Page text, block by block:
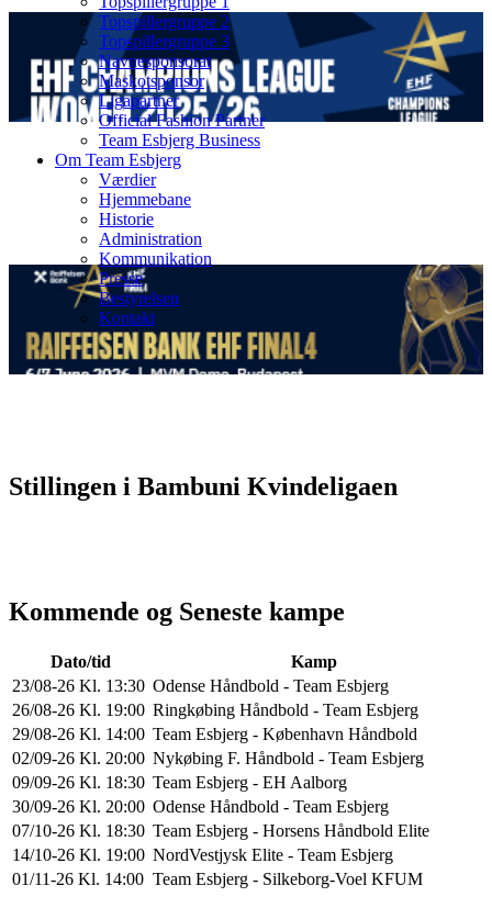
Topspillergruppe 2
Topspillergruppe 3
Navnesponsorat
Maskotsponsor
Ligapartner
Official Fashion Partner
Team Esbjerg Business
Om Team Esbjerg
Værdier
Hjemmebane
Historie
Administration
Kommunikation
Presse
Bestyrelsen
Kontakt
Stillingen i Bambuni Kvindeligaen
Kommende og Seneste kampe
Dato/tid
Kamp
23/08-26 Kl. 13:30 Odense Håndbold - Team Esbjerg
26/08-26 Kl. 19:00 Ringkøbing Håndbold - Team Esbjerg
29/08-26 Kl. 14:00 Team Esbjerg - København Håndbold
02/09-26 Kl. 20:00 Nykøbing F. Håndbold - Team Esbjerg
09/09-26 Kl. 18:30 Team Esbjerg - EH Aalborg
30/09-26 Kl. 20:00 Odense Håndbold - Team Esbjerg
07/10-26 Kl. 18:30 Team Esbjerg - Horsens Håndbold Elite
14/10-26 Kl. 19:00 NordVestjysk Elite - Team Esbjerg
01/11-26 Kl. 14:00 Team Esbjerg - Silkeborg-Voel KFUM